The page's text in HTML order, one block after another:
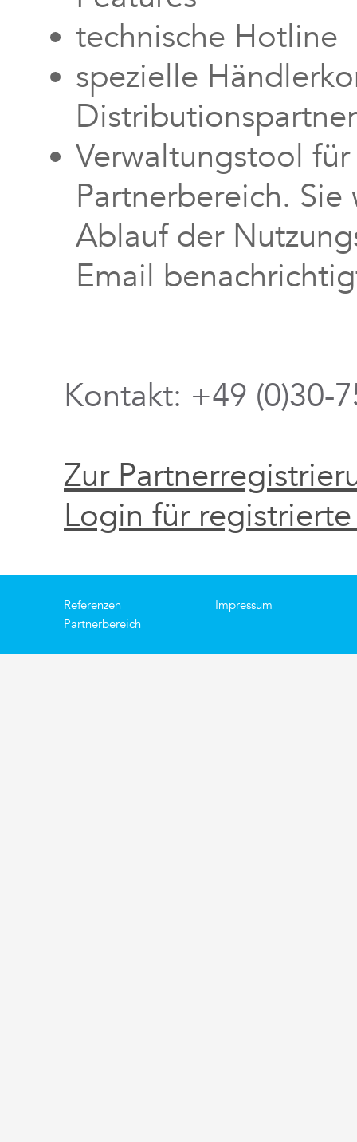
technische Hotline
spezielle
Verwaltungstool
Partnerbereich.
Ablauf der
Email
Kontakt: +49 (0)30-
Zur
Login für
Referenzen
Partnerbereich
Impressum